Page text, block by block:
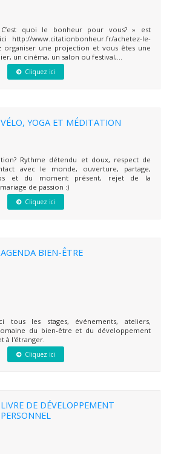
quoi le bonheur pour vous? » est
http://www.citationbonheur.fr/achetez-le-
organiser une projection et vous êtes une
un cinéma, un salon ou festival,...
Cliquez ici
VÉLO, YOGA ET MÉDITATION
Rythme détendu et doux, respect de
avec le monde, ouverture, partage,
et du moment présent, rejet de la
de passion :)
Cliquez ici
AGENDA BIEN-ÊTRE
tous les stages, événements, ateliers,
du bien-être et du développement
à l'étranger.
Cliquez ici
LIVRE DE DÉVELOPPEMENT
PERSONNEL